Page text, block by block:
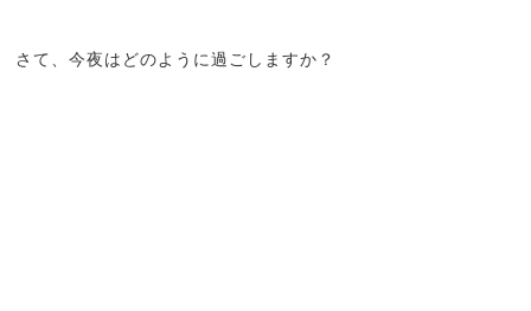
さて、今夜はどのように過ごしますか？